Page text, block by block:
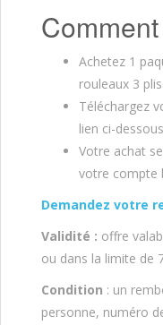
Achetez 1
rouleaux 3
Téléchargez
lien ci-
Votre achat
votre compte
Demandez votre
Validité : offre
ou dans la limite de
Condition : un
personne, numéro